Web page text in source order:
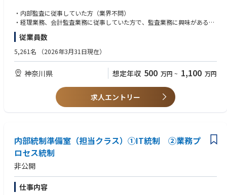
内部監査室のメンバーとして、国内外の約80に及ぶ監査対象拠点・部署を
年間計画に基づいて内部監査する職務となります。
対象：日本、香港、シンガポール、マレーシア、中国、台湾、インド、米
国、フランス、ドイツ、ブラジルなど
「必要なルールが定められているか。ルール通りに実施されているか（当
たり前のことが当たり前にできているか）」
を監査していきます。
監査室で内部統制業務も担当していますので、内部監査と内部統制の両方
の職務を実施して頂きます。
・内部統制文書化（業務プロセス記述書やRCMの作成サポート）
・全社統制、決算全般統制、業務プロセスの証憑取得と文書化
・内部統制報告書の文書作成
・内部監査に従事していた方（業界不問）
・経理業務、会計監査業務に従事していた方で、監査業務に興味がある未
経験者
・内部統制に従事していた方で、監査業務に興味がある未経験者
従業員数
5,261名 （2026年3月31日現在）
神奈川県 想定年収 500 万円 ~ 1,100 万円
求人エントリー
内部統制準備室（担当クラス）➀IT統制 ②業務プ
ロセス統制
非公開
仕事内容